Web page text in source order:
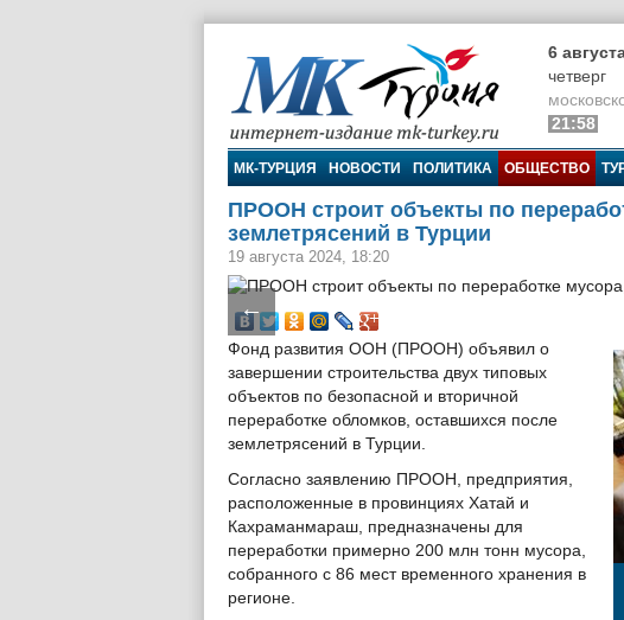
МК-Турция
6
четверг
21:58
МК-ТУРЦИЯ НОВОСТИ ПОЛИТИКА ОБЩЕСТВО
ПРООН строит объекты по
землетрясений в Турции
19 августа 2024, 18:20
←
Фонд развития ООН (ПРООН) объявил о
завершении строительства двух типовых
объектов по безопасной и вторичной
переработке обломков, оставшихся после
землетрясений в Турции.
Согласно заявлению ПРООН, предприятия,
расположенные в провинциях Хатай и
Кахраманмараш, предназначены для
переработки примерно 200 млн тонн мусора,
собранного с 86 мест временного хранения в
регионе.